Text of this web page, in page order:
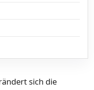
sich die